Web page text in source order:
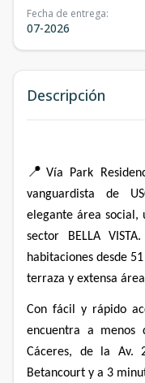
Fecha de entrega:
07-2026
Descripción
📍 Vía Park
vanguardista de
elegante área social,
sector
BELLA
habitaciones desde
terraza y extensa
Con fácil y rápido
encuentra a
Cáceres, de la Av.
Betancourt y a 3